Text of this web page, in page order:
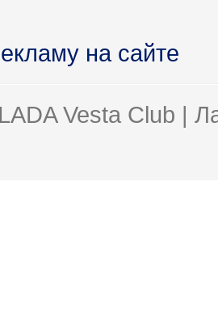
на сайте
Vesta Club |